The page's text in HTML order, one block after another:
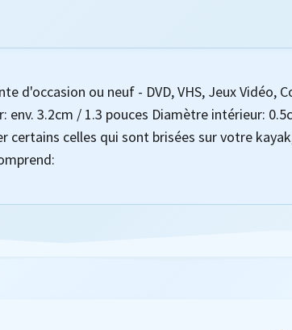
d'occasion ou neuf - DVD, VHS, Jeux Vidéo,
3.2cm / 1.3 pouces Diamètre intérieur:
celles qui sont brisées sur votre